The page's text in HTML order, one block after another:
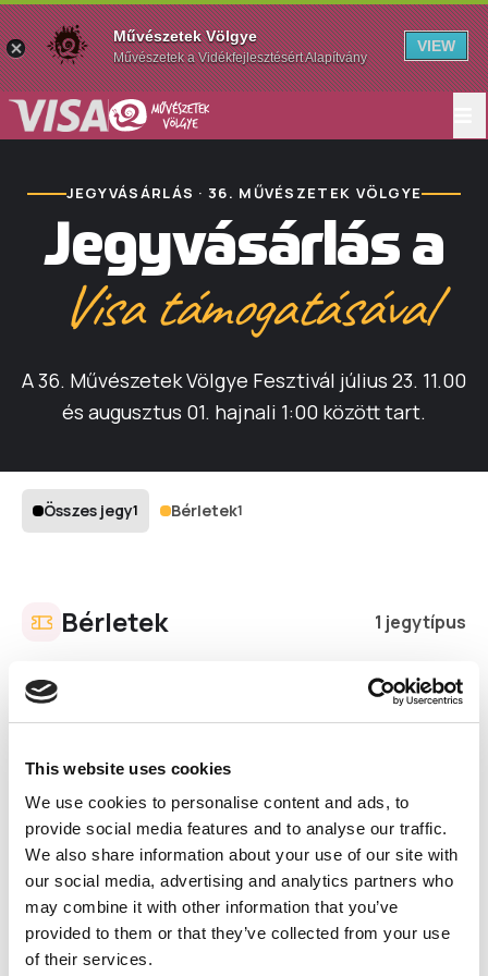
This website uses cookies
We use cookies to personalise content and ads, to
provide social media features and to analyse our traffic.
We also share information about your use of our site with
our social media, advertising and analytics partners who
may combine it with other information that you’ve
provided to them or that they’ve collected from your use
of their services.
JEGYVÁSÁRLÁS · 36. MŰVÉSZETEK VÖLGYE
Jegyvásárlás a
Visa támogatásával
A 36. Művészetek Völgye Fesztivál július 23. 11.00
és augusztus 01. hajnali 1:00 között tart.
Összes jegy1 Bérletek1
Bérletek 1 jegytípus
A fesztivál minden napjára belépésre
Élvezd a 10 nap szabadságot a
10 nap mindegyikén beléphetsz bármely
programra.
60 000 Ft Hozzáadás
Kosarad· 0 tétel
Művészetek Völgye
Művészetek a Vidékfejlesztésért Alapítvány
VIEW